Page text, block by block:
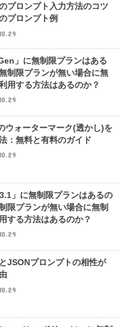
プロンプト入力方法のコツ
プロンプト例
」に無制限プランはある
制限プランが無い場合に無
用する方法はあるのか？
ウォーターマーク(透かし)を
：無料と有料のガイド
3.1」に無制限プランはあるの
限プランが無い場合に無制
する方法はあるのか？
JSONプロンプトの相性が